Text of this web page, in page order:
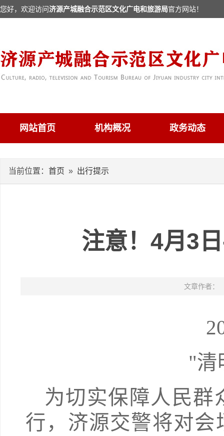
您好，欢迎访问济源产城融合示范区文化广电和旅游局官方网站！
网站首页 机构概况 政务动态
当前位置： 首页 » 出行提示
注意！4月3
文章作者：
"清
为切实保障人民群
行，济源交警将对